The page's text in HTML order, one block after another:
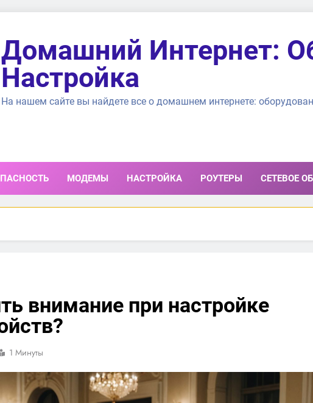
Домашний Интернет:
Настройка
На нашем сайте вы найдете все о домашнем интернете:
МОДЕМЫ НАСТРОЙКА РОУТЕРЫ СЕТЕВОЕ
внимание при настройке
1 Минуты